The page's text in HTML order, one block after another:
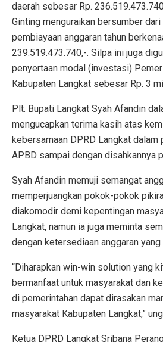
daerah sebesar Rp.
Ginting menguraikan bersumber
pembiayaan anggaran tahun
239.519.473.740,-. Silpa ini juga
penyertaan modal (investasi)
Kabupaten Langkat sebesar Rp. 3
Plt. Bupati Langkat Syah Afandin
mengucapkan terima kasih atas
kebersamaan DPRD Langkat dalam
APBD sampai dengan disahkannya
Syah Afandin memuji semangat
memperjuangkan pokok-pokok
diakomodir demi kepentingan
Langkat, namun ia juga meminta
dengan ketersediaan anggaran yang
“Diharapkan win-win solution yang
bermanfaat untuk masyarakat dan
di pemerintahan dapat dirasakan
masyarakat Kabupaten Langkat,”
Ketua DPRD Langkat Sribana